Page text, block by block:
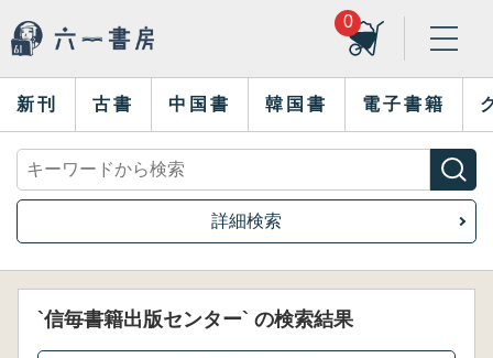
0
新刊 古書 中国書 韓国書 電子書籍
詳細検索
`信毎書籍出版センター` の検索結果